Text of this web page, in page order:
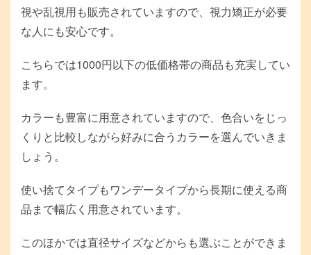
視や乱視用も販売されていますので、視力矯正が必要
な人にも安心です。
こちらでは1000円以下の低価格帯の商品も充実してい
ます。
カラーも豊富に用意されていますので、色合いをじっ
くりと比較しながら好みに合うカラーを選んでいきま
しょう。
使い捨てタイプもワンデータイプから長期に使える商
品まで幅広く用意されています。
このほかでは直径サイズなどからも選ぶことができま